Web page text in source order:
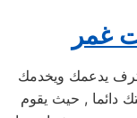
غمر
يدعمك ويخدمك
دائما , حيث يقوم